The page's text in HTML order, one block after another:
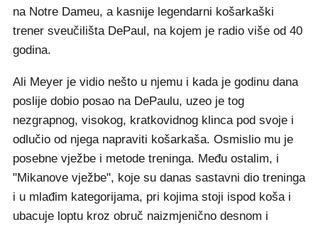
na Notre Dameu, a kasnije legendarni košarkaški
trener sveučilišta DePaul, na kojem je radio više od 40
godina.
Ali Meyer je vidio nešto u njemu i kada je godinu dana
poslije dobio posao na DePaulu, uzeo je tog
nezgrapnog, visokog, kratkovidnog klinca pod svoje i
odlučio od njega napraviti košarkaša. Osmislio mu je
posebne vježbe i metode treninga. Među ostalim, i
"Mikanove vježbe", koje su danas sastavni dio treninga
i u mlađim kategorijama, pri kojima stoji ispod koša i
ubacuje loptu kroz obruč naizmjenično desnom i